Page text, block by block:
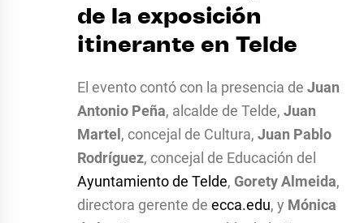
de la exposición
itinerante en Telde
El evento contó con la presencia de Juan
Antonio Peña, alcalde de Telde, Juan
Martel, concejal de Cultura, Juan Pablo
Rodríguez, concejal de Educación del
Ayuntamiento de Telde, Gorety Almeida,
directora gerente de ecca.edu, y Mónica